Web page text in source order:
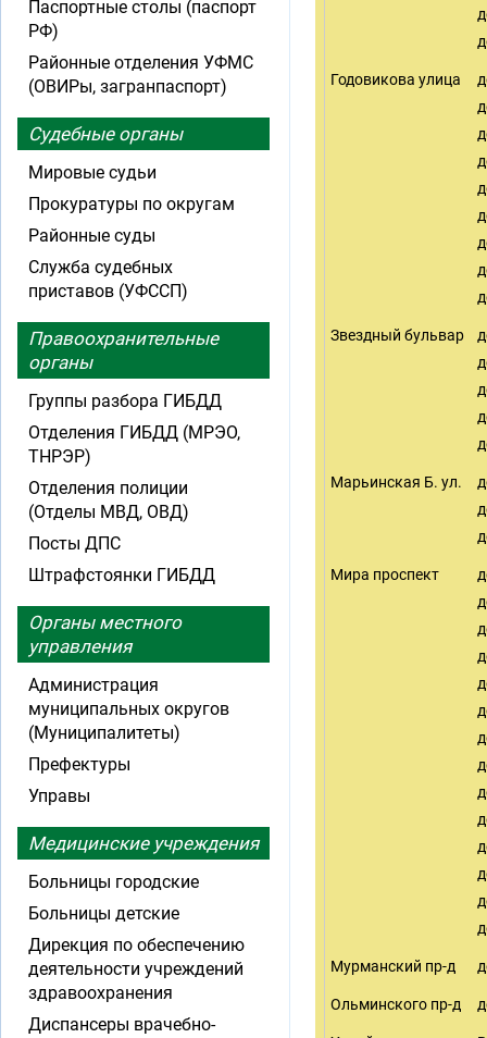
Годовикова улица
Звездный бульвар
Марьинская Б. ул.
Мира проспект
Мурманский пр-д
Ольминского пр-д
Паспортные столы (паспорт
РФ)
Районные отделения УФМС
(ОВИРы, загранпаспорт)
Судебные органы
Мировые судьи
Прокуратуры по округам
Районные суды
Служба судебных
приставов (УФССП)
Правоохранительные
органы
Группы разбора ГИБДД
Отделения ГИБДД (МРЭО,
ТНРЭР)
Отделения полиции
(Отделы МВД, ОВД)
Посты ДПС
Штрафстоянки ГИБДД
Органы местного
управления
Администрация
муниципальных округов
(Муниципалитеты)
Префектуры
Управы
Медицинские учреждения
Больницы городские
Больницы детские
Дирекция по обеспечению
деятельности учреждений
здравоохранения
Диспансеры врачебно-